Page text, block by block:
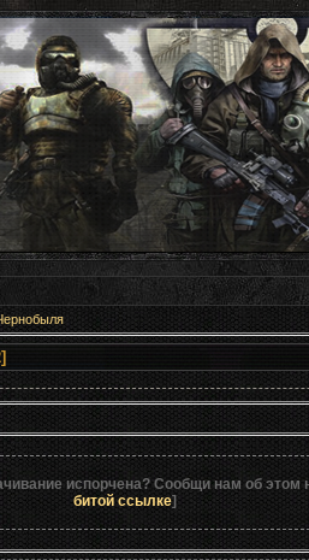
XRS 1.1
испорчена? Сообщи нам об этом
битой ссылке]